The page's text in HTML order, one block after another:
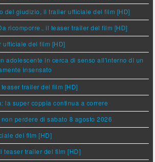
del giudizio, il trailer ufficiale del film [HD]
ricomporre., il teaser trailer del film [HD]
ufficiale del film [HD]
adolescente in cerca di senso all'interno di un
insensato
trailer del film [HD]
la super coppia continua a correre
perdere di sabato 8 agosto 2026
del film [HD]
teaser trailer del film [HD]